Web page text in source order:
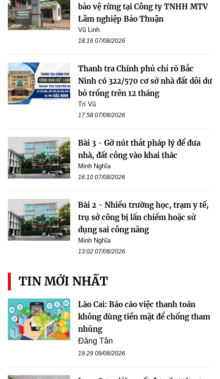
bảo vệ rừng tại Công ty TNHH MTV
Lâm nghiệp Bảo Thuận
Vũ Linh
18:16 07/08/2026
Thanh tra Chính phủ chỉ rõ Bắc
Ninh có 322/570 cơ sở nhà đất dôi dư
bỏ trống trên 12 tháng
Trí Vũ
17:58 07/08/2026
Bài 3 - Gỡ nút thắt pháp lý để đưa
nhà, đất công vào khai thác
Minh Nghĩa
16:10 07/08/2026
Bài 2 - Nhiều trường học, trạm y tế,
trụ sở công bị lấn chiếm hoặc sử
dụng sai công năng
Minh Nghĩa
13:02 07/08/2026
TIN MỚI NHẤT
Lào Cai: Báo cáo việc thanh toán
không dùng tiền mặt để chống tham
nhũng
Đăng Tân
19:29 09/08/2026